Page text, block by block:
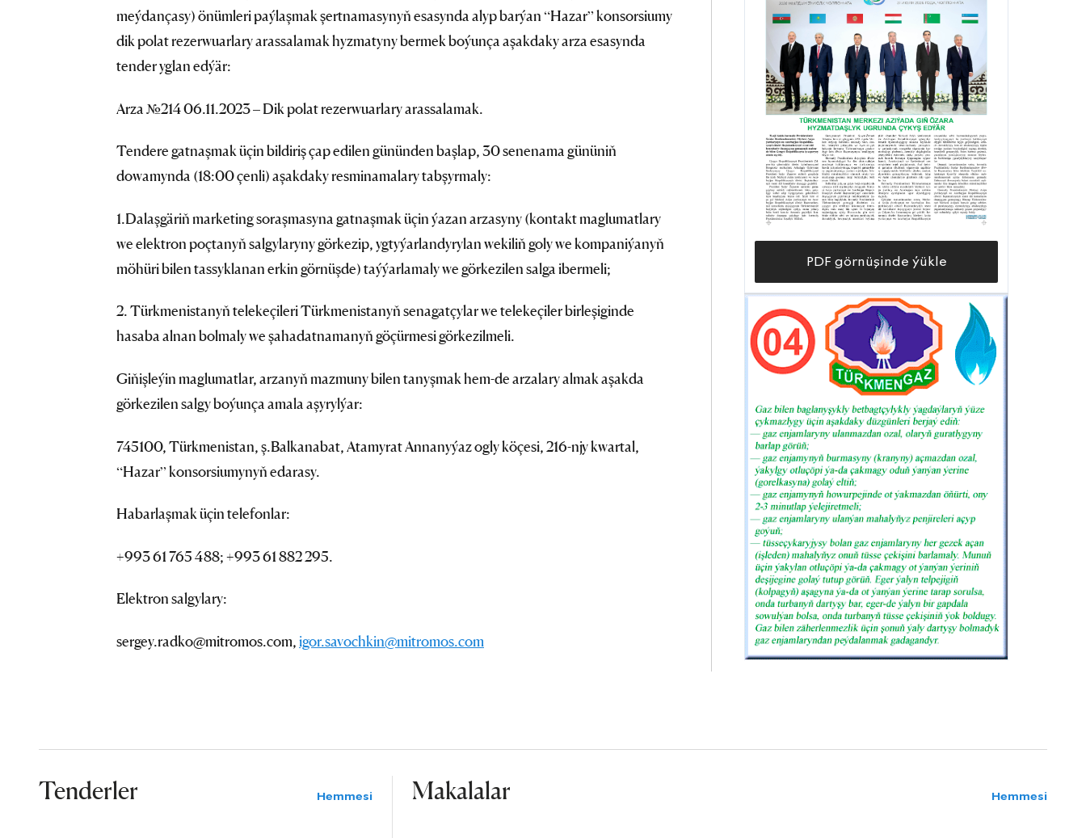
meýdançasy) önümleri paýlaşmak şertnamasynyň esasynda alyp barýan “Hazar” konsorsiumy
dik polat rezerwuarlary arassalamak hyzmatyny bermek boýunça aşakdaky arza esasynda
tender yglan edýär:
Arza №214 06.11.2023 – Dik polat rezerwuarlary arassalamak.
Tendere gatnaşmak üçin bildiriş çap edilen gününden başlap, 30 senenama gününiň
dowamynda (18:00 çenli) aşakdaky resminamalary tabşyrmaly:
1.Dalaşgäriň marketing soraşmasyna gatnaşmak üçin ýazan arzasyny (kontakt maglumatlary
we elektron poçtanyň salgylaryny görkezip, ygtyýarlandyrylan wekiliň goly we kompaniýanyň
möhüri bilen tassyklanan erkin görnüşde) taýýarlamaly we görkezilen salga ibermeli;
2. Türkmenistanyň telekeçileri Türkmenistanyň senagatçylar we telekeçiler birleşiginde
hasaba alnan bolmaly we şahadatnamanyň göçürmesi görkezilmeli.
Giňişleýin maglumatlar, arzanyň mazmuny bilen tanyşmak hem-de arzalary almak aşakda
görkezilen salgy boýunça amala aşyrylýar:
745100, Türkmenistan, ş.Balkanabat, Atamyrat Annanyýaz ogly köçesi, 216-njy kwartal,
“Hazar” konsorsiumynyň edarasy.
Habarlaşmak üçin telefonlar:
+993 61 765 488; +993 61 882 295.
Elektron salgylary:
sergey.radko@mitromos.com,igor.savochkin@mitromos.com
PDF görnüşinde ýükle
Tenderler Hemmesi Makalalar Hemmesi